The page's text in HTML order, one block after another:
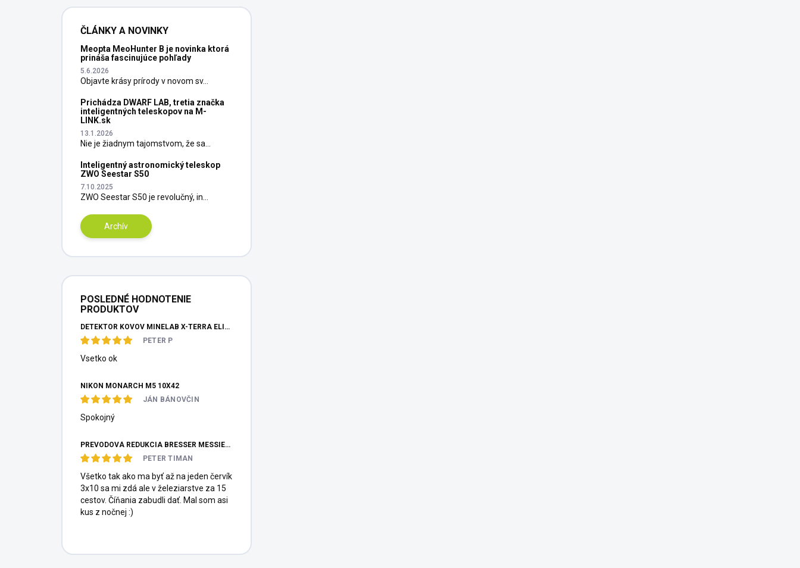
ČLÁNKY A NOVINKY
Meopta MeoHunter B je novinka ktorá
prináša fascinujúce pohľady
5.6.2026
Objavte krásy prírody v novom sv...
Prichádza DWARF LAB, tretia značka
inteligentných teleskopov na M-
LINK.sk
13.1.2026
Nie je žiadnym tajomstvom, že sa...
Inteligentný astronomický teleskop
ZWO Seestar S50
7.10.2025
ZWO Seestar S50 je revolučný, in...
Archív
POSLEDNÉ HODNOTENIE
PRODUKTOV
DETEKTOR KOVOV MINELAB X-TERRA ELITE PINPOITER SET
PETER P
Vsetko ok
NIKON MONARCH M5 10X42
JÁN BÁNOVČIN
Spokojný
PREVODOVÁ REDUKCIA BRESSER MESSIER HEXAFOC 1:10
PETER TIMAN
Všetko tak ako ma byť až na jeden červík
3x10 sa mi zdá ale v železiarstve za 15
cestov. Číňania zabudli dať. Mal som asi
kus z nočnej :)